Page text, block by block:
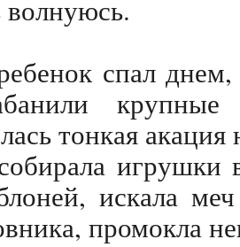
спал
тонкая
игрушки
искала
промокла